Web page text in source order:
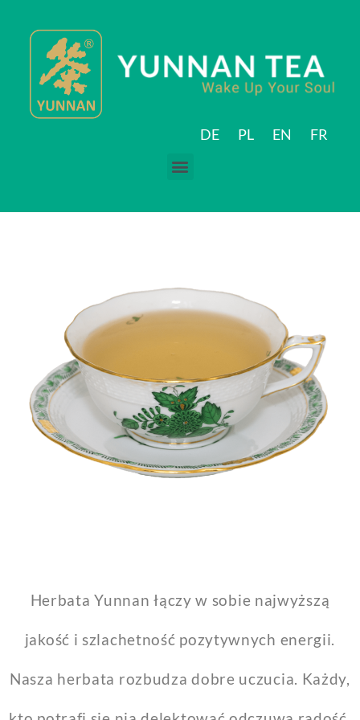
DE PL EN FR
Herbata Yunnan łączy w sobie najwyższą
jakość i szlachetność pozytywnych energii.
Nasza herbata rozbudza dobre uczucia. Każdy,